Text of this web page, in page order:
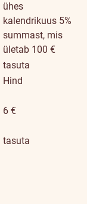
ühes
kalendrikuus 5%
summast, mis
ületab 100 €
tasuta
Hind
6 €
tasuta